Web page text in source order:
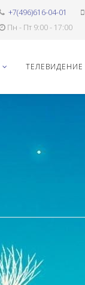
+7(496)616-04-01
Пн - Пт 9:00 - 17:00
ТЕЛЕВИДЕНИЕ